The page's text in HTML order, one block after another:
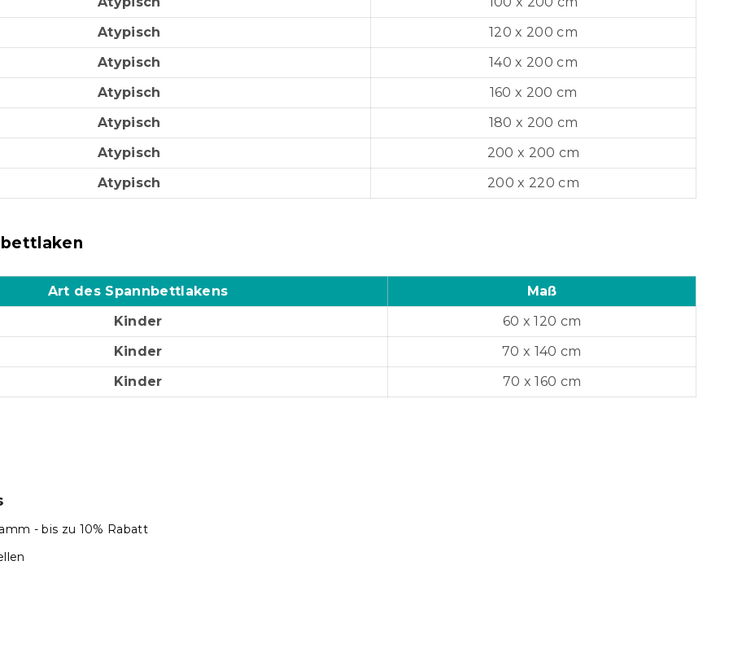
Atypisch
120 x 200 cm
Atypisch
140 x 200 cm
Atypisch
160 x 200 cm
Atypisch
180 x 200 cm
Atypisch
200 x 200 cm
Atypisch
200 x 220 cm
Art des Spannbettlakens
Maß
Kinder
60 x 120 cm
Kinder
70 x 140 cm
Kinder
70 x 160 cm
- bis zu 10% Rabatt